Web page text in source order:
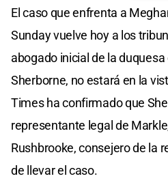
El caso que enfrenta a
Sunday vuelve hoy a los
abogado inicial de la
Sherborne, no estará en la
Times ha confirmado que
representante legal de
Rushbrooke, consejero de la
de llevar el caso.